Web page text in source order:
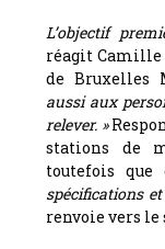
L’objectif
réagit Camille
de Bruxelles
aussi aux
relever. »
stations de
toutefois
spécifications
renvoie vers